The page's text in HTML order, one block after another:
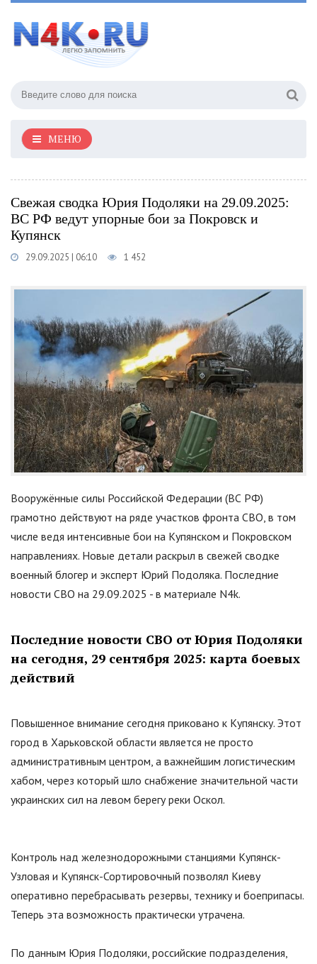
МЕНЮ
Свежая сводка Юрия Подоляки на 29.09.2025:
ВС РФ ведут упорные бои за Покровск и
Купянск
29.09.2025 | 06:10 1 452
Вооружённые силы Российской Федерации (ВС РФ)
грамотно действуют на ряде участков фронта СВО, в том
числе ведя интенсивные бои на Купянском и Покровском
направлениях. Новые детали раскрыл в свежей сводке
военный блогер и эксперт Юрий Подоляка. Последние
новости СВО на 29.09.2025 - в материале N4k.
Последние новости СВО от Юрия Подоляки
на сегодня, 29 сентября 2025: карта боевых
действий
Повышенное внимание сегодня приковано к Купянску. Этот
город в Харьковской области является не просто
административным центром, а важнейшим логистическим
хабом, через который шло снабжение значительной части
украинских сил на левом берегу реки Оскол.
Контроль над железнодорожными станциями Купянск-
Узловая и Купянск-Сортировочный позволял Киеву
оперативно перебрасывать резервы, технику и боеприпасы.
Теперь эта возможность практически утрачена.
По данным Юрия Подоляки, российские подразделения,